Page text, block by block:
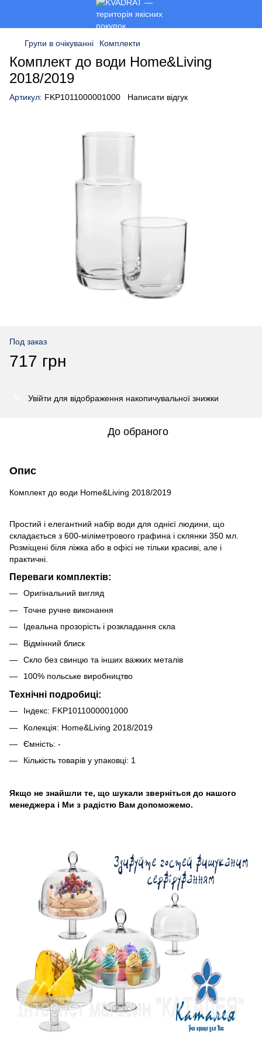
Групи в очікуванні Комплекти
Комплект до води Home&Living
2018/2019
Артикул: FKP1011000001000 Написати відгук
Под заказ
717 грн
Увійти для відображення накопичувальної знижки
До обраного
Опис
Комплект до води Home&Living 2018/2019
Простий і елегантний набір води для однієї людини, що
складається з 600-міліметрового графина і склянки 350 мл.
Розміщені біля ліжка або в офісі не тільки красиві, але і
практичні.
Переваги комплектів:
Оригінальний вигляд
Точне ручне виконання
Ідеальна прозорість і розкладання скла
Відмінний блиск
Скло без свинцю та інших важких металів
100% польське виробництво
Технічні подробиці:
Індекс: FKP1011000001000
Колекція: Home&Living 2018/2019
Ємність: -
Кількість товарів у упаковці: 1
Якщо не знайшли те, що шукали зверніться до нашого
менеджера і Ми з радістю Вам допоможемо.